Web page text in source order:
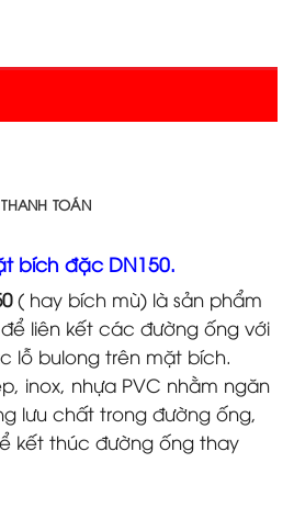
TOÁN
bích đặc DN150.
( hay bích mù) là sản phẩm
liên kết các đường ống với
lỗ bulong trên mặt bích.
inox, nhựa PVC nhằm ngăn
lưu chất trong đường ống,
kết thúc đường ống thay